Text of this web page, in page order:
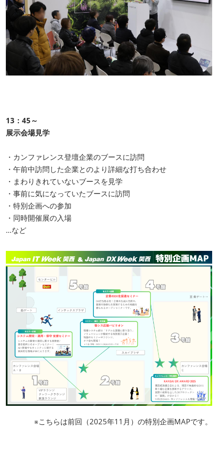
13：45～
展示会場見学
・カンファレンス登壇企業のブースに訪問
・午前中訪問した企業とのより詳細な打ち合わせ
・まわりきれていないブースを見学
・事前に気になっていたブースに訪問
・特別企画への参加
・同時開催展の入場
…など
※こちらは前回（2025年11月）の特別企画MAPです。